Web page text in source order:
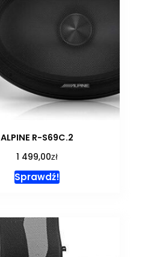
ALPINE R-S69C.2
1 499,00zł
Sprawdź!